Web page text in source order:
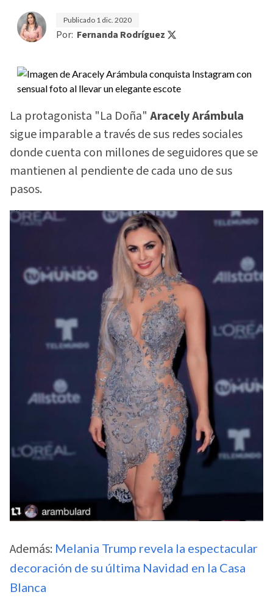
Publicado 1 dic. 2020
Por: Fernanda Rodríguez
La protagonista "La Doña" Aracely Arámbula
sigue imparable a través de sus redes sociales
donde cuenta con millones de seguidores que se
mantienen al pendiente de cada uno de sus
pasos.
Además: Melania Trump revela la espectacular
decoración de su última Navidad en la Casa
Blanca